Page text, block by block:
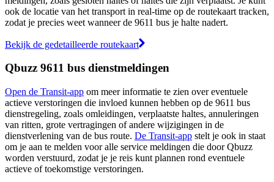
ook de locatie van het transport in real-time op de routekaart tracken,
zodat je precies weet wanneer de 9611 bus je halte nadert.
Bekijk de gedetailleerde routekaart
Qbuzz 9611 bus dienstmeldingen
Open de Transit-app om meer informatie te zien over eventuele
actieve verstoringen die invloed kunnen hebben op de 9611 bus
dienstregeling, zoals omleidingen, verplaatste haltes, annuleringen
van ritten, grote vertragingen of andere wijzigingen in de
dienstverlening van de bus route. De Transit-app stelt je ook in staat
om je aan te melden voor alle service meldingen die door Qbuzz
worden verstuurd, zodat je je reis kunt plannen rond eventuele
actieve of toekomstige verstoringen.